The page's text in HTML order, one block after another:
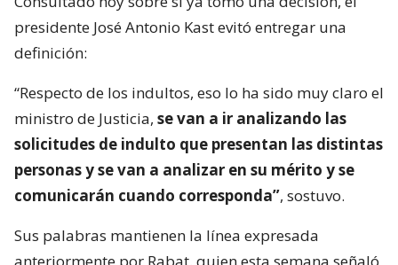
presidente José Antonio Kast evitó entregar una
definición:
“Respecto de los indultos, eso lo ha sido muy claro el
ministro de Justicia, se van a ir analizando las
solicitudes de indulto que presentan las distintas
personas y se van a analizar en su mérito y se
comunicarán cuando corresponda”, sostuvo.
Sus palabras mantienen la línea expresada